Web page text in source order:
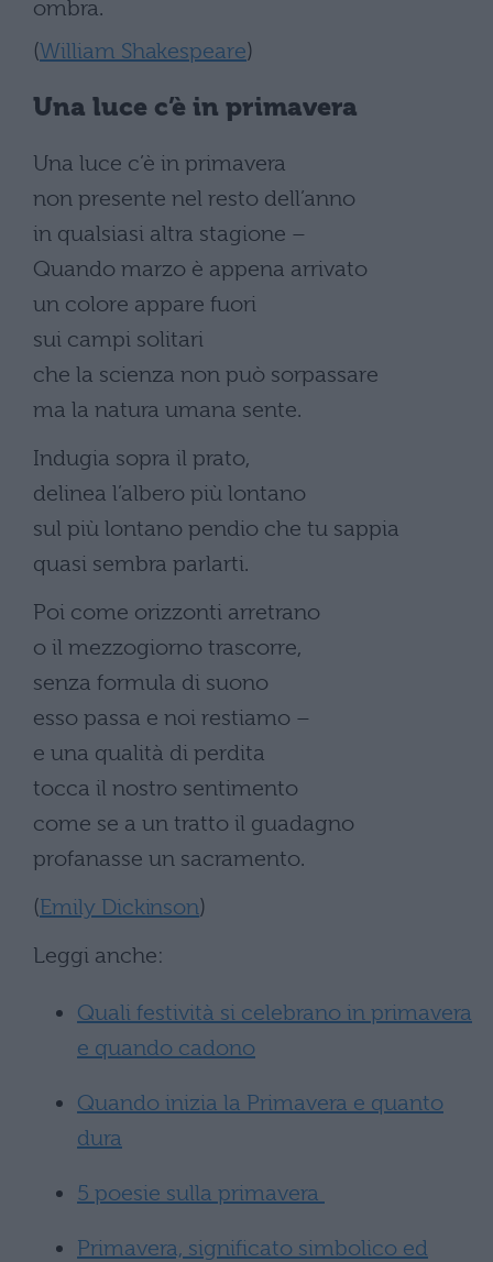
ombra.
(William Shakespeare)
Una luce c’è in primavera
Una luce c’è in primavera
non presente nel resto dell’anno
in qualsiasi altra stagione –
Quando marzo è appena arrivato
un colore appare fuori
sui campi solitari
che la scienza non può sorpassare
ma la natura umana sente.
Indugia sopra il prato,
delinea l’albero più lontano
sul più lontano pendio che tu sappia
quasi sembra parlarti.
Poi come orizzonti arretrano
o il mezzogiorno trascorre,
senza formula di suono
esso passa e noi restiamo –
e una qualità di perdita
tocca il nostro sentimento
come se a un tratto il guadagno
profanasse un sacramento.
(Emily Dickinson)
Leggi anche:
Quali festività si celebrano in primavera
e quando cadono
Quando inizia la Primavera e quanto
dura
5 poesie sulla primavera
Primavera, significato simbolico ed